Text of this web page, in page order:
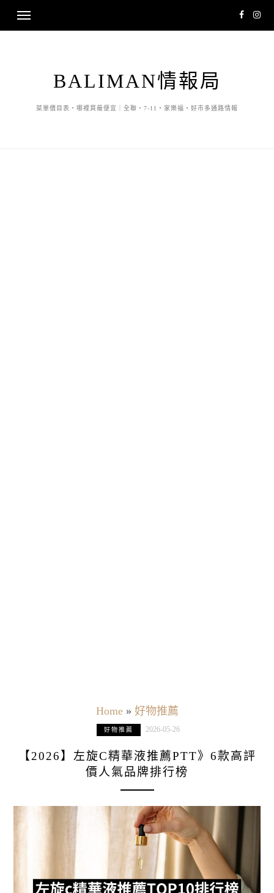
BALIMAN情報局
菜單價目表・哪裡買最便宜｜全聯・7-11・家樂福・好市多通路情報
Home» 好物推薦
好物推薦 2026-05-26
【2026】左旋C精華液推薦PTT》6款高評
價人氣品牌排行榜